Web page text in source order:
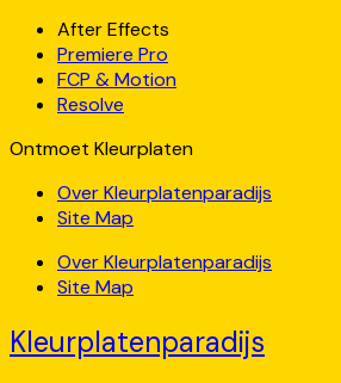
After Effects
Premiere Pro
FCP & Motion
Resolve
Ontmoet Kleurplaten
Over Kleurplatenparadijs
Site Map
Over Kleurplatenparadijs
Site Map
Kleurplatenparadijs